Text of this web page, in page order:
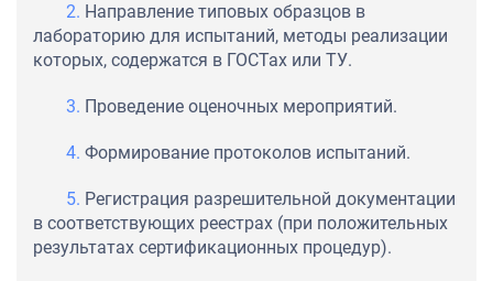
Направление типовых образцов в
лабораторию для испытаний, методы реализации
которых, содержатся в ГОСТах или ТУ.
Проведение оценочных мероприятий.
Формирование протоколов испытаний.
Регистрация разрешительной документации
в соответствующих реестрах (при положительных
результатах сертификационных процедур).